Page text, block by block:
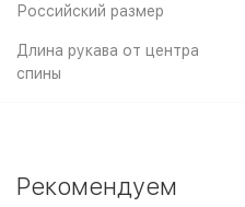
Российский размер
Длина рукава от центра
спины
Рекомендуем